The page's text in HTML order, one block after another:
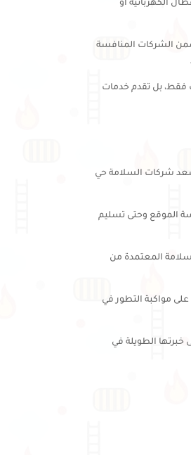
الكهربائية أو
الشركات المنافسة
فقط، بل تقدم خدمات
شركات السلامة حي
الموقع وحتى تسليم
المعتمدة من
مواكبة التطور في
الطويلة في